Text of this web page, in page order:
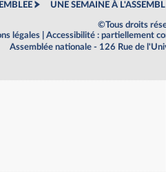
UNE SEMAINE À
©Tous droits
légales
Accessibilité : partiellement
Assemblée nationale - 126 Rue de